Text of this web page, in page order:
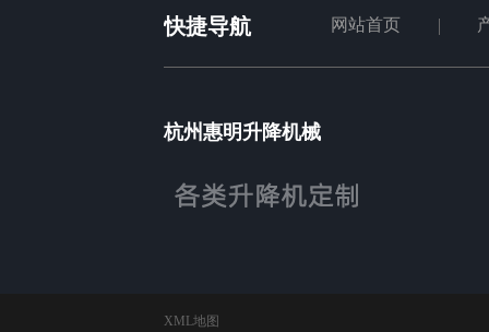
快捷导航 网站首页
杭州惠明升降机械
XML地图